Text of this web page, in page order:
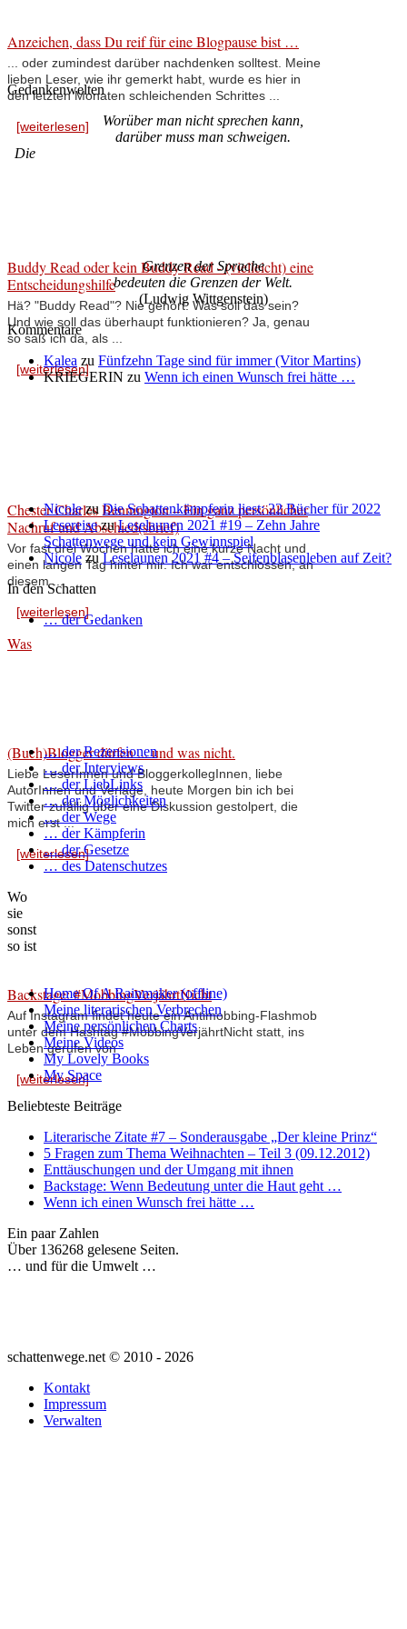
Anzeichen, dass Du reif für eine Blogpause bist …
... oder zumindest darüber nachdenken solltest. Meine
lieben Leser, wie ihr gemerkt habt, wurde es hier in
den letzten Monaten schleichenden Schrittes ...
[weiterlesen]
Buddy Read oder kein Buddy Read - (vielleicht) eine
Entscheidungshilfe
Hä? "Buddy Read"? Nie gehört. Was soll das sein?
Und wie soll das überhaupt funktionieren? Ja, genau
so saß ich da, als ...
[weiterlesen]
Chester Charles Bennington – Ein ganz persönlicher
Nachruf und Abschied(sbrief)
Vor fast drei Wochen hatte ich eine kurze Nacht und
einen langen Tag hinter mir. Ich war entschlossen, an
diesem ...
[weiterlesen]
Was
(Buch)Blogger dürfen ... und was nicht.
Liebe LeserInnen und BloggerkollegInnen, liebe
AutorInnen und Verlage, heute Morgen bin ich bei
Twitter zufällig über eine Diskussion gestolpert, die
mich erst ...
[weiterlesen]
Backstage: #MobbingVerjährtNicht
Auf Instagram findet heute ein Antimobbing-Flashmob
unter dem Hashtag #MobbingVerjährtNicht statt, ins
Leben gerufen von
[weiterlesen]
Gedankenwelten
Worüber man nicht sprechen kann,
darüber muss man schweigen.
Die
Grenzen der Sprache
bedeuten die Grenzen der Welt.
(Ludwig Wittgenstein)
Kommentare
Kalea zu Fünfzehn Tage sind für immer (Vitor Martins)
KRIEGERIN zu Wenn ich einen Wunsch frei hätte …
NicolezuDie Schattenkämpferin liest: 22 Bücher für 2022
LesereisezuLeselaunen 2021 #19 – Zehn Jahre
Schattenwege und kein Gewinnspiel
NicolezuLeselaunen 2021 #4 – Seifenblasenleben auf Zeit?
In den Schatten
… der Gedanken
… der Rezensionen
… der Interviews
… der LiebLinks
… der Möglichkeiten
… der Wege
… der Kämpferin
… der Gesetze
… des Datenschutzes
Wo
sie
sonst
so ist
Home Of A Rainmaker (offline)
Meine literarischen Verbrechen
Meine persönlichen Charts
Meine Videos
My Lovely Books
My Space
Beliebteste Beiträge
Literarische Zitate #7 – Sonderausgabe „Der kleine Prinz“
5 Fragen zum Thema Weihnachten – Teil 3 (09.12.2012)
Enttäuschungen und der Umgang mit ihnen
Backstage: Wenn Bedeutung unter die Haut geht …
Wenn ich einen Wunsch frei hätte …
Ein paar Zahlen
Über 136268 gelesene Seiten.
… und für die Umwelt …
schattenwege.net © 2010 - 2026
Kontakt
Impressum
Verwalten